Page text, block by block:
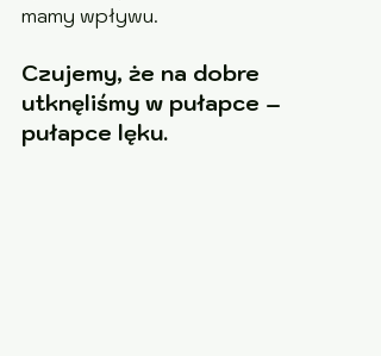
mamy wpływu.
Czujemy, że na dobre
utknęliśmy w pułapce –
pułapce lęku.